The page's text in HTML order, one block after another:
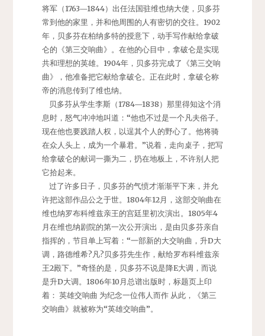
将军（1763—1844）出任法国驻维也纳大使，贝多芬
常到他的家里，并和他周围的人有密切的交往。1902
年，贝多芬在柏纳多特的授意下，动手写作献给拿破
仑的《第三交响曲》。在他的心目中，拿破仑是实现
共和理想的英雄。1904年，贝多芬完成了《第三交响
曲》，他准备把它献给拿破仑。正在此时，拿破仑称
帝的消息传到了维也纳。
贝多芬从学生李斯（1784—1838）那里得知这个消
息时，怒气冲冲地叫道：“他也不过是一个凡夫俗子。
现在他也要践踏人权，以逞其个人的野心了。他将骑
在众人头上，成为一个暴君。”说着，走向桌子，把写
给拿破仑的献词一撕为二，扔在地板上，不许别人把
它拾起来。
过了许多日子，贝多芬的气愤才渐渐平下来，并允
许把这部作品公之于世。1804年12月，这部交响曲在
维也纳罗布科维兹亲王的宫廷里初次演出。1805年4
月在维也纳剧院的第一次公开演出，是由贝多芬亲自
指挥的，节目单上写着：“一部新的大交响曲，升D大
调，路德维希?凡?贝多芬先生作，献给罗布科维兹亲
王2殿下。”奇怪的是，贝多芬不说是降E大调，而说
是升D大调。1806年10月总谱出版时，标题页上印
着： 英雄交响曲 为纪念一位伟人而作 从此，《第三
交响曲》就被称为“英雄交响曲”。